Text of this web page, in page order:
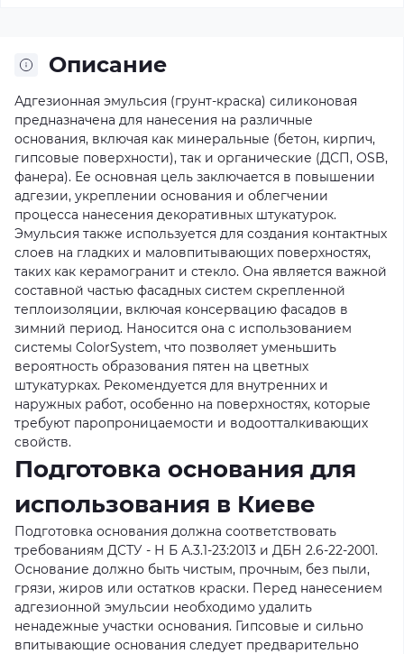
Описание
Адгезионная эмульсия (грунт-краска) силиконовая
предназначена для нанесения на различные
основания, включая как минеральные (бетон, кирпич,
гипсовые поверхности), так и органические (ДСП, OSB,
фанера). Ее основная цель заключается в повышении
адгезии, укреплении основания и облегчении
процесса нанесения декоративных штукатурок.
Эмульсия также используется для создания контактных
слоев на гладких и маловпитывающих поверхностях,
таких как керамогранит и стекло. Она является важной
составной частью фасадных систем скрепленной
теплоизоляции, включая консервацию фасадов в
зимний период. Наносится она с использованием
системы ColorSystem, что позволяет уменьшить
вероятность образования пятен на цветных
штукатурках. Рекомендуется для внутренних и
наружных работ, особенно на поверхностях, которые
требуют паропроницаемости и водоотталкивающих
свойств.
Подготовка основания для
использования в Киеве
Подготовка основания должна соответствовать
требованиям ДСТУ - Н Б А.3.1-23:2013 и ДБН 2.6-22-2001.
Основание должно быть чистым, прочным, без пыли,
грязи, жиров или остатков краски. Перед нанесением
адгезионной эмульсии необходимо удалить
ненадежные участки основания. Гипсовые и сильно
впитывающие основания следует предварительно